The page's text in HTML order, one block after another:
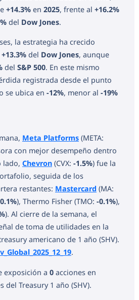
+14.3% en 2025, frente al +16.2%
del Dow Jones.
la estrategia ha crecido
+13.3% del Dow Jones, aunque
del S&P 500. En este mismo
registrada desde el punto
se ubica en -12%, menor al -19%
Meta Platforms (META:
con mejor desempeño dentro
lado, Chevron (CVX: -1.5%) fue la
seguida de los
restantes: Mastercard (MA:
), Thermo Fisher (TMO: -0.1%),
). Al cierre de la semana, el
de toma de utilidades en la
americano de 1 año (SHV).
.
exposición a 0 acciones en
del Treasury 1 año (SHV).